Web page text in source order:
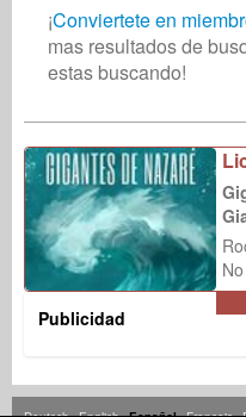
¡Conviertete en
mas resultados de
estas buscando!
Publicidad